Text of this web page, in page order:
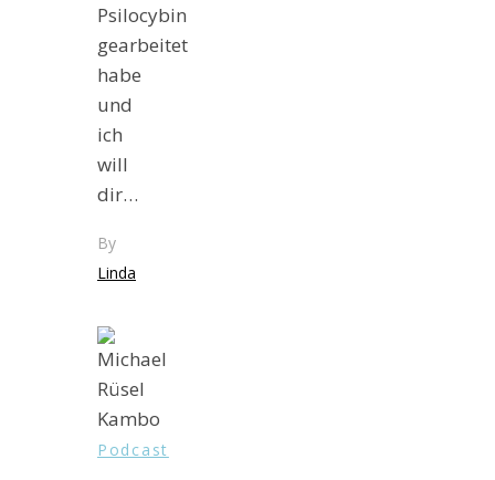
Psilocybin
gearbeitet
habe
und
ich
will
dir…
By
Linda
Podcast